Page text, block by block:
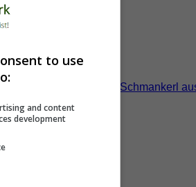
und Backhendl auch Schmankerl
to use
and content
development